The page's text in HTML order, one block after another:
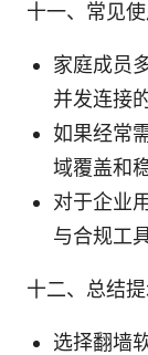
十一、常见
家庭成员
并发连接
如果经常
域覆盖和
对于企业
与合规工
十二、总结
选择翻墙